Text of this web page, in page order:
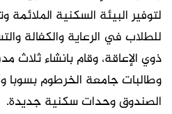
لتوفير البيئة السكنية الملائمة
للطلاب في الرعاية والكفالة
ذوي الإعاقة، وقام بانشاء
وطالبات جامعة الخرطوم بسوبا
الصندوق وحدات سكنية جديدة.